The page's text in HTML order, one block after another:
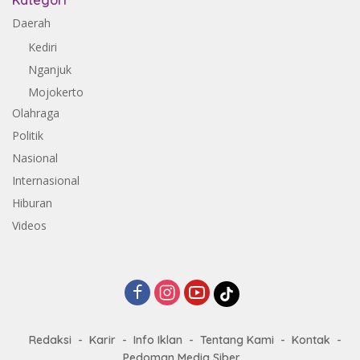
Daerah
Kediri
Nganjuk
Mojokerto
Olahraga
Politik
Nasional
Internasional
Hiburan
Videos
Redaksi Karir Info Iklan Tentang Kami
Kontak